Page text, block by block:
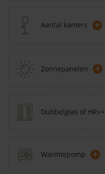
Aantal kamers +
Zonnepanelen +
Dubbelglas of HR++
Warmtepomp +